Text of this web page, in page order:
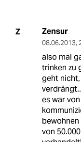
Z Zensur
08.06.2013,
also mal
trinken zu
geht nicht,
es war
bewohnen
von